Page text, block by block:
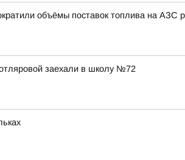
объёмы поставок топлива на АЗС
заехали в школу №72